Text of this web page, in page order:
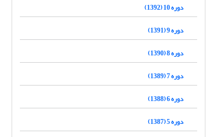
دوره 10 (1392)
دوره 9 (1391)
دوره 8 (1390)
دوره 7 (1389)
دوره 6 (1388)
دوره 5 (1387)